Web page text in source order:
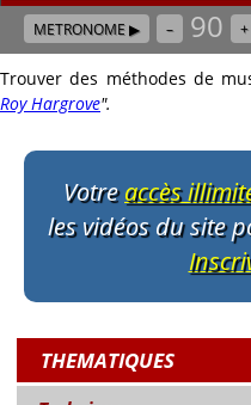
METRONOME ▶ – 90 +
Trouver des méthodes de
Roy Hargrove".
Votreaccès
les vidéos du site
THEMATIQUES